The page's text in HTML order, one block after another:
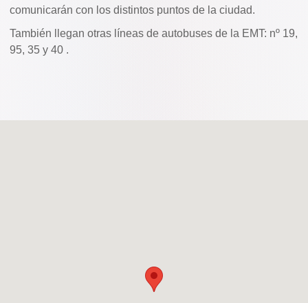
comunicarán con los distintos puntos de la ciudad.
También llegan otras líneas de autobuses de la EMT: nº 19,
95, 35 y 40 .